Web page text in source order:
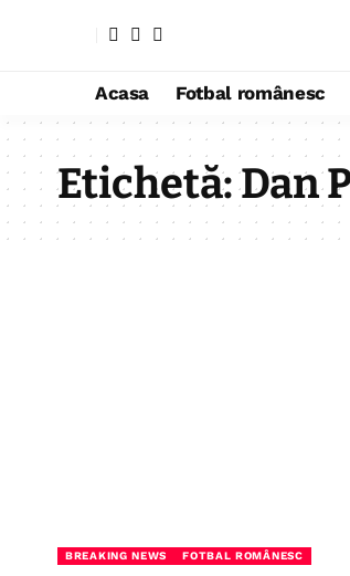
Acasa Fotbal românesc
Etichetă:Dan
BREAKING NEWS FOTBAL ROMÂNESC